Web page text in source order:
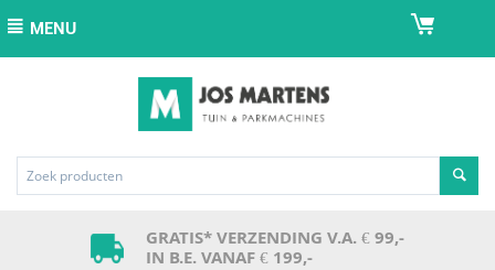
MENU
GRATIS* VERZENDING V.A. € 99,-
IN B.E. VANAF € 199,-